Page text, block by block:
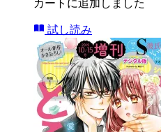
カートに追加しました
試し読み